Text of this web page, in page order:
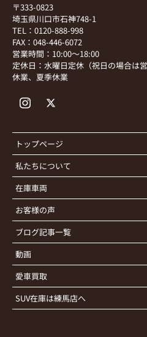
〒333-0823
埼玉県川口市石神748-1
TEL：0120-888-998
FAX：048-446-6072
営業時間：10:00～18:00
定休日：水曜日定休（祝日の場合は
休業、夏季休業
トップページ
私たちについて
在庫車両
お客様の声
ブログ記事一覧
動画
愛車買取
SUV在庫は練馬店へ